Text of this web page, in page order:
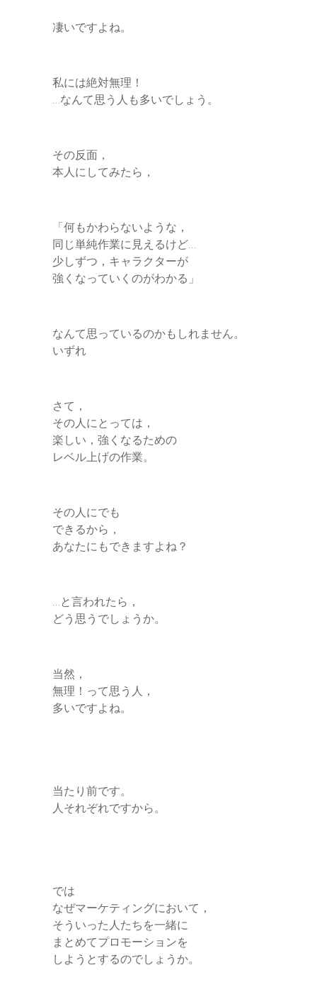
凄いですよね。
私には絶対無理！
…なんて思う人も多いでしょう。
その反面，
本人にしてみたら，
「何もかわらないような，
同じ単純作業に見えるけど…
少しずつ，キャラクターが
強くなっていくのがわかる」
なんて思っているのかもしれません。
いずれ
さて，
その人にとっては，
楽しい，強くなるための
レベル上げの作業。
その人にでも
できるから，
あなたにもできますよね？
…と言われたら，
どう思うでしょうか。
当然，
無理！って思う人，
多いですよね。
当たり前です。
人それぞれですから。
では
なぜマーケティングにおいて，
そういった人たちを一緒に
まとめてプロモーションを
しようとするのでしょうか。